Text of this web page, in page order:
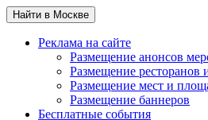
Найти в Москве
Реклама на сайте
Размещение анонсов
Размещение ресторанов
Размещение мест и
Размещение баннеров
Бесплатные события